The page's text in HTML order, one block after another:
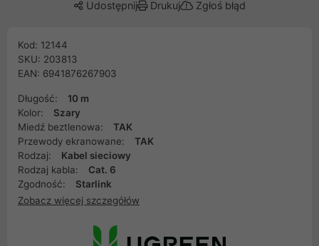
Udostępnij Drukuj Zgłoś błąd
Kod: 12144
SKU: 203813
EAN: 6941876267903
Długość:
10 m
Kolor:
Szary
Miedź beztlenowa:
TAK
Przewody ekranowane:
TAK
Rodzaj:
Kabel sieciowy
Rodzaj kabla:
Cat. 6
Zgodność:
Starlink
Zobacz więcej szczegółów